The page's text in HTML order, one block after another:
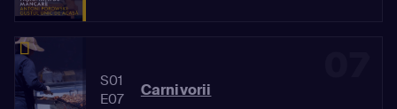
S01
E07
Carnivorii